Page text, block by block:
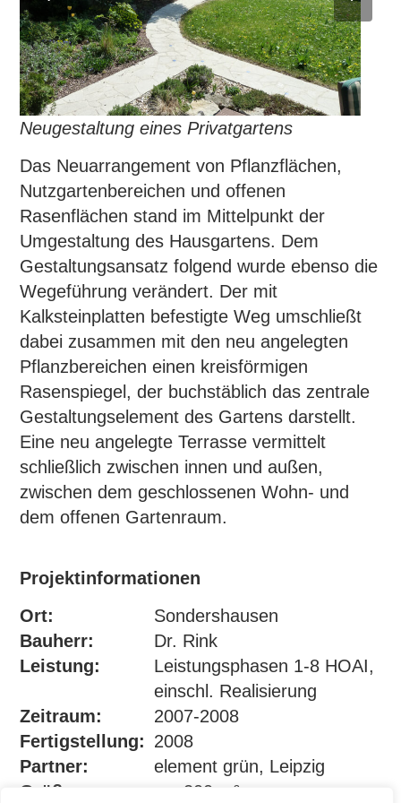
Neugestaltung eines Privatgartens
Das Neuarrangement von Pflanzflächen,
Nutzgartenbereichen und offenen
Rasenflächen stand im Mittelpunkt der
Umgestaltung des Hausgartens. Dem
Gestaltungsansatz folgend wurde ebenso die
Wegeführung verändert. Der mit
Kalksteinplatten befestigte Weg umschließt
dabei zusammen mit den neu angelegten
Pflanzbereichen einen kreisförmigen
Rasenspiegel, der buchstäblich das zentrale
Gestaltungselement des Gartens darstellt.
Eine neu angelegte Terrasse vermittelt
schließlich zwischen innen und außen,
zwischen dem geschlossenen Wohn- und
dem offenen Gartenraum.
Projektinformationen
Ort:
Sondershausen
Bauherr:
Dr. Rink
Leistung:
Leistungsphasen 1-8 HOAI,
einschl. Realisierung
Zeitraum:
2007-2008
Fertigstellung: 2008
Partner:
element grün, Leipzig
Größe:
ca. 200 m²